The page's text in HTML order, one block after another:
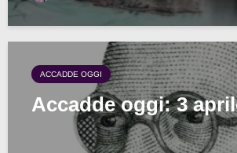
ACCADDE OGGI
Accadde oggi: 3